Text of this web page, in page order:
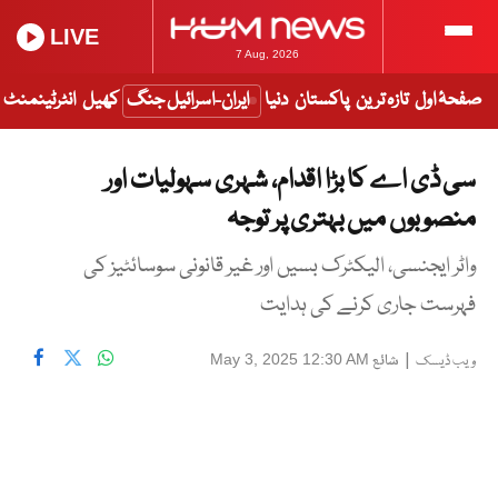
7 Aug, 2026
LIVE
صفحۂ اول تازہ ترین پاکستان دنیا ایران-اسرائیل جنگ کھیل انٹرٹینمنٹ
سی ڈی اے کا بڑا اقدام، شہری سہولیات اور
منصوبوں میں بہتری پر توجہ
واٹر ایجنسی، الیکٹرک بسیں اور غیر قانونی سوسائٹیز کی
فہرست جاری کرنے کی ہدایت
ویب ڈیسک | شائع May 3, 2025 12:30 AM